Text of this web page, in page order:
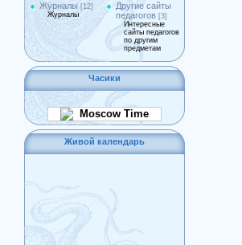
Журналы [12]
Журналы
Другие сайты
педагогов [3]
Интересные
сайты педагогов
по другим
предметам
Часики
Moscow Time
Живой календарь